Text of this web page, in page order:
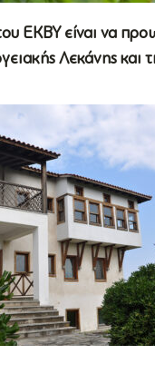
ΕΚΒΥ είναι να
Λεκάνης και